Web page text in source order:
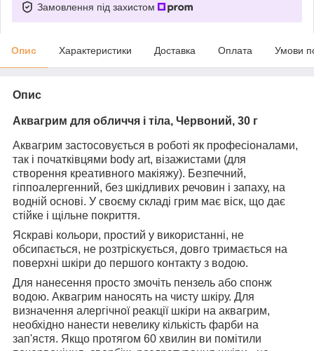
Замовлення під захистом
Опис Характеристики Доставка Оплата Умови
Опис
Аквагрим для обличчя і тіла, Червоний, 30 г
Аквагрим застосовується в роботі як професіоналами,
так і початківцями body art, візажистами (для
створення креативного макіяжу). Безпечний,
гіппоалергенний, без шкідливих речовин і запаху, на
водній основі. У своєму складі грим має віск, що дає
стійке і щільне покриття.
Яскраві кольори, простий у використанні, не
обсипається, не розтріскується, довго тримається на
поверхні шкіри до першого контакту з водою.
Для нанесення просто змочіть пензель або спонж
водою. Аквагрим наносять на чисту шкіру. Для
визначення алергічної реакції шкіри на аквагрим,
необхідно нанести невелику кількість фарби на
зап'ястя. Якщо протягом 60 хвилин ви помітили